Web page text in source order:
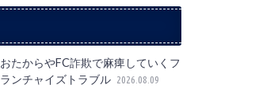
おたからやFC詐欺で麻痺していくフ
ランチャイズトラブル 2026.08.09